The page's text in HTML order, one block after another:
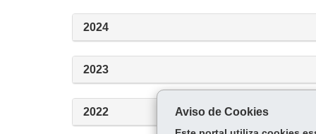
2024
2023
2022 Aviso de Cookies